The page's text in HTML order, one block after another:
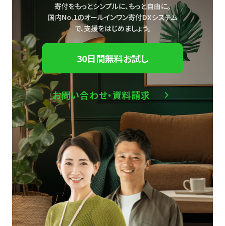
寄付をもっとシンプルに、もっと自由に。
国内No.1のオールインワン寄付DXシステム
で、支援をはじめましょう。
30日間無料お試し
お問い合わせ・資料請求